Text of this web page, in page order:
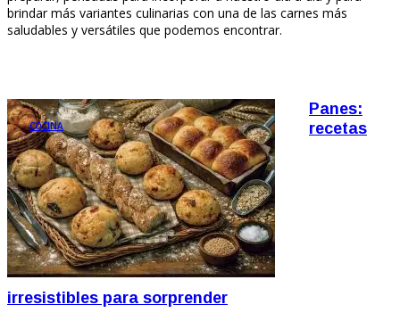
brindar más variantes culinarias con una de las carnes más
saludables y versátiles que podemos encontrar.
COCINA
Panes:
recetas
irresistibles para sorprender